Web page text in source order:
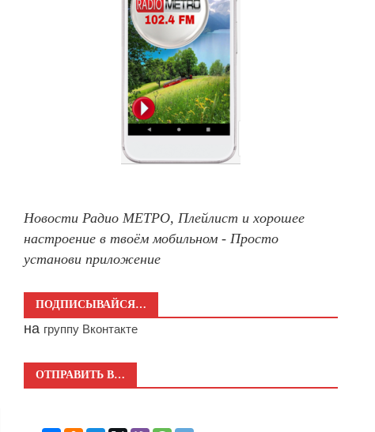
Новости Радио МЕТРО, Плейлист и хорошее
настроение в твоём мобильном - Просто
установи приложение
ПОДПИСЫВАЙСЯ…
на группу Вконтакте
ОТПРАВИТЬ В…